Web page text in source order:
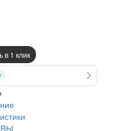
в 1 клик